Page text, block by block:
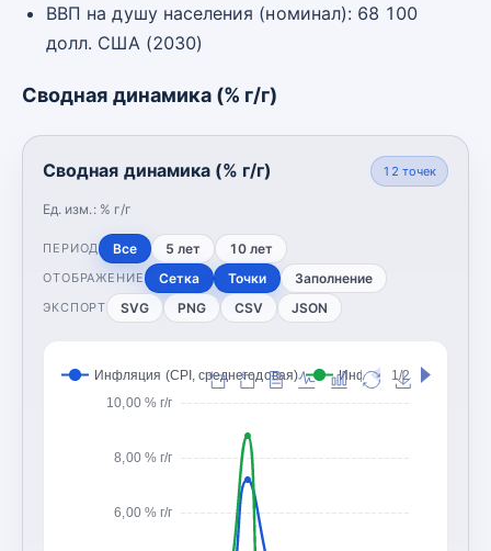
ВВП на душу населения (номинал): 68 100
долл. США (2030)
Сводная динамика (% г/г)
Сводная динамика (% г/г)
Ед. изм.: % г/г
12 точек
ПЕРИОД Все 5 лет 10 лет
ОТОБРАЖЕНИЕ Сетка Точки Заполнение
ЭКСПОРТ SVG PNG CSV JSON
6,00 % г/г
8,00 % г/г
10,00 % г/г
Инфляция (CPI, среднегодовая) Инфляция (CPI, конец
1/2